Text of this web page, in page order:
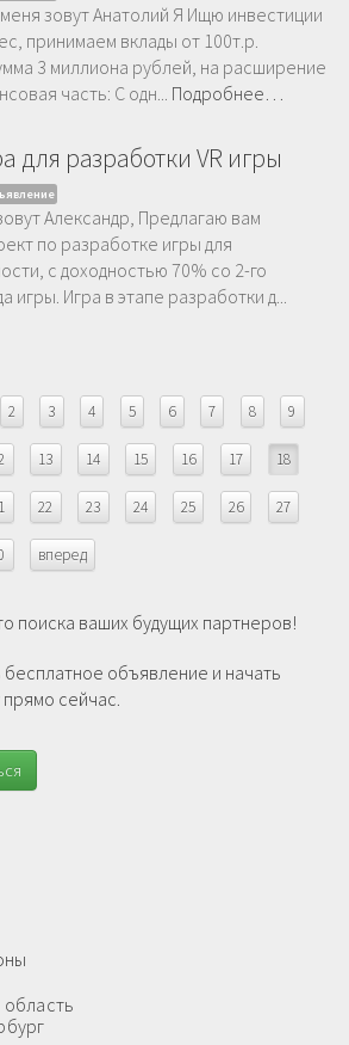
зовут Анатолий Я Ищю инвестиции
принимаем вклады от 100т.р.
3 миллиона рублей, на расширение
часть: С одн... Подробнее…
для разработки VR игры
Александр, Предлагаю вам
по разработке игры для
с доходностью 70% со 2-го
Игра в этапе разработки д...
2 3 4 5 6 7 8 9
13 14 15 16 17 18
22 23 24 25 26 27
вперед
поиска ваших будущих партнеров!
объявление и начать
прямо сейчас.